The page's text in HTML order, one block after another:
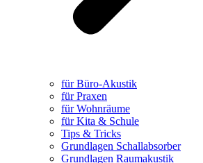
für Büro-Akustik
für Praxen
für Wohnräume
für Kita & Schule
Tips & Tricks
Grundlagen Schallabsorber
Grundlagen Raumakustik